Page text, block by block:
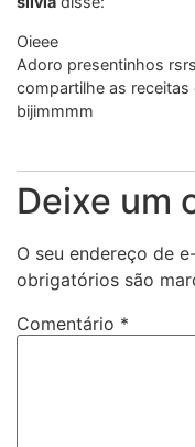
Oieee
Adoro presentinhos
compartilhe as receitas
bijimmmm
Deixe um
O seu endereço de
obrigatórios são
Comentário *